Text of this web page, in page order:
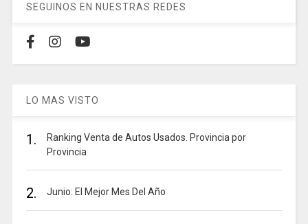
SEGUINOS EN NUESTRAS REDES
LO MAS VISTO
1.
Ranking Venta de Autos Usados. Provincia por
Provincia
2. Junio: El Mejor Mes Del Año